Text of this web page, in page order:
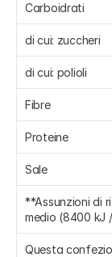
Carboidrati
di cui: zuccheri
di cui: polioli
Fibre
Proteine
Sale
**Assunzioni di
medio (8400 kJ
Questa